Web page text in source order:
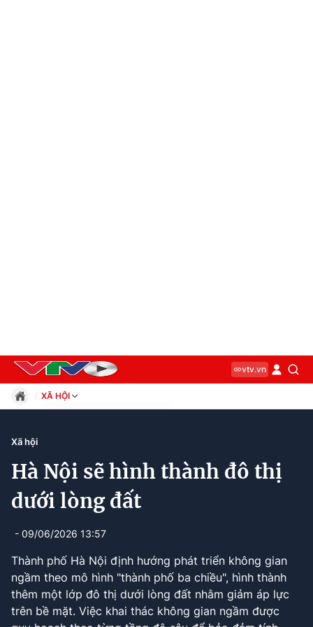
vtv.vn
XÃ HỘI
Xã hội
Kinh tế
Thế giới
Công nghệ
Current
0:04 / Duration
2:15
Xã hội
Hà Nội sẽ hình thành đô thị
dưới lòng đất
- 09/06/2026 13:57
Thành phố Hà Nội định hướng phát triển không gian
ngầm theo mô hình "thành phố ba chiều", hình thành
thêm một lớp đô thị dưới lòng đất nhằm giảm áp lực
trên bề mặt. Việc khai thác không gian ngầm được